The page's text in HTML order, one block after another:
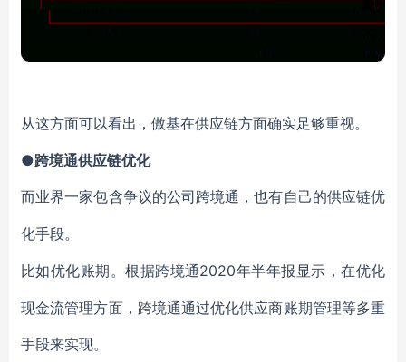
从这方面可以看出，傲基在供应链方面确实足够重视。
●跨境通供应链优化
而业界一家包含争议的公司跨境通，也有自己的供应链优
化手段。
比如优化账期。根据跨境通2020年半年报显示，在优化
现金流管理方面，跨境通通过优化供应商账期管理等多重
手段来实现。